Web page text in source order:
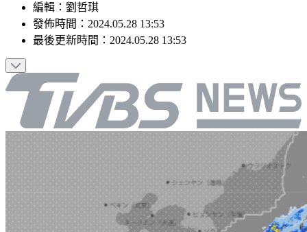
編輯：劉哲琪
發佈時間：2024.05.28 13:53